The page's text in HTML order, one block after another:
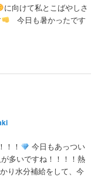
に向けて私とこばやしさ
今日も暑かったです
！！
今日もあっつい
多いですね！！！！熱
り水分補給をして、今